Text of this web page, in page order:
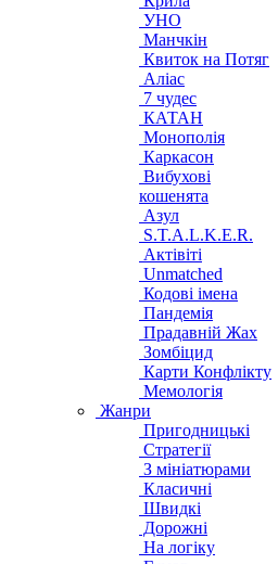
УНО
Манчкін
Квиток на Потяг
Аліас
7 чудес
КАТАН
Монополія
Каркасон
Вибухові
кошенята
Азул
S.T.A.L.K.E.R.
Актівіті
Unmatched
Кодові імена
Пандемія
Прадавній Жах
Зомбіцид
Карти Конфлікту
Мемологія
Жанри
Пригодницькі
Стратегії
З мініатюрами
Класичні
Швидкі
Дорожні
На логіку